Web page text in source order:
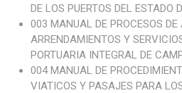
DE LOS PUERTOS DEL ESTADO
003 MANUAL DE PROCESOS DE
ARRENDAMIENTOS Y
PORTUARIA INTEGRAL DE
004 MANUAL DE
VIATICOS Y PASAJES PARA